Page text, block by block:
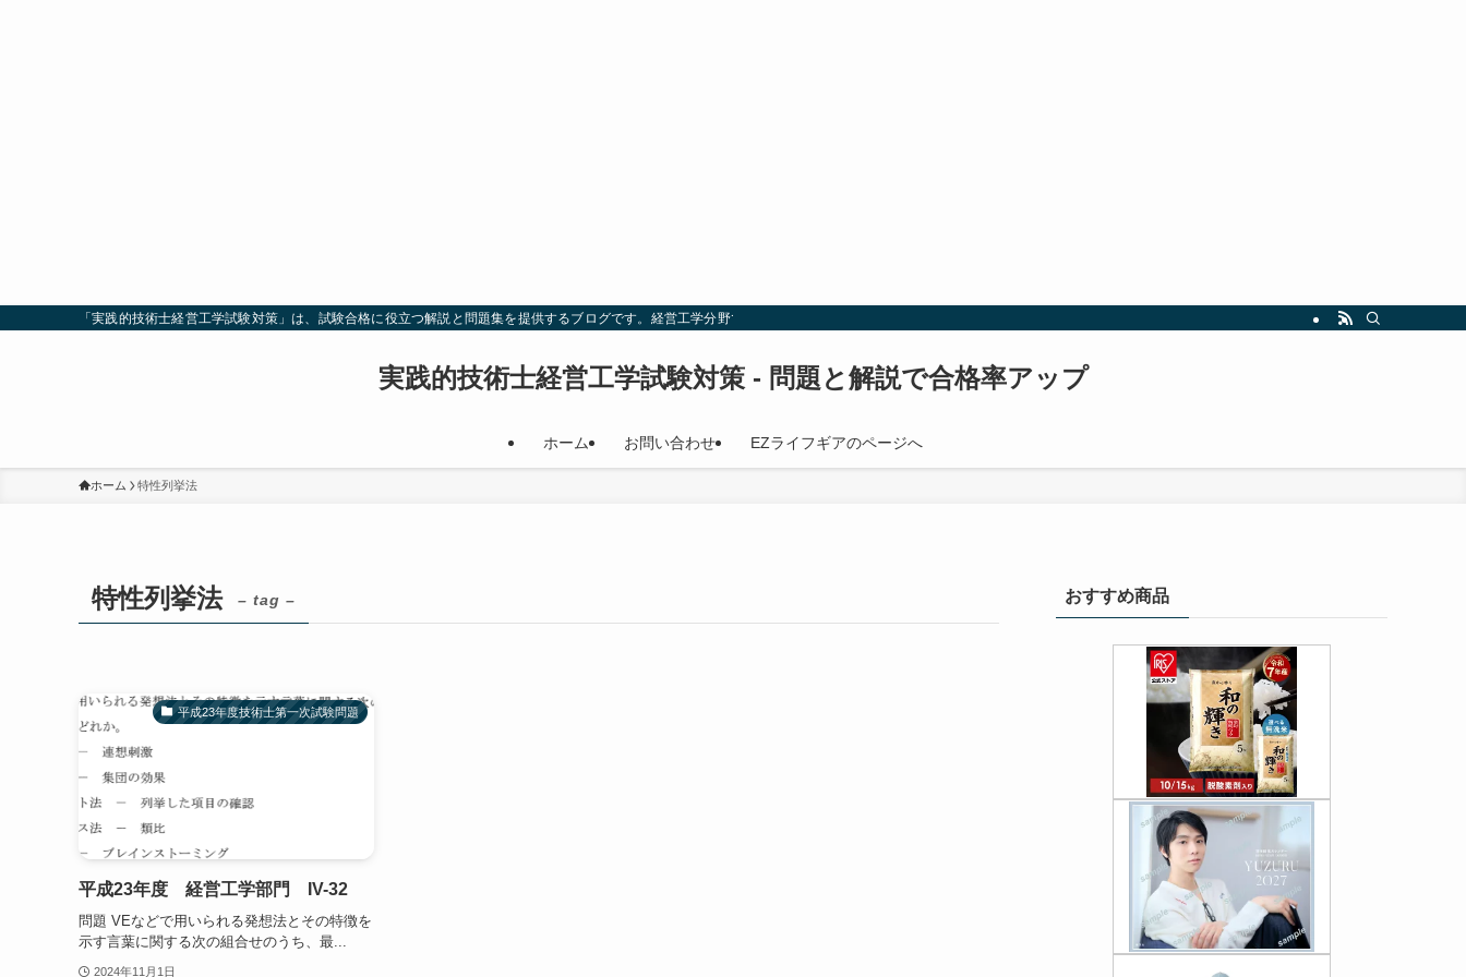
「実践的技術士経営工学試験対策」は、試験合格に役立つ解説と問題集を提供するブログです。経営工学分野での試験対策を効率的に行い、合格を目指しましょう。最新の試験情報や勉強法も随時更新中！
実践的技術士経営工学試験対策 - 問題と解説で合格率アップ
ホーム お問い合わせ EZライフギアのページへ
ホーム 特性列挙法
特性列挙法 – tag –
平成23年度技術士第一次試験問題
平成23年度 経営工学部門 IV-32
問題 VEなどで用いられる発想法とその特徴を
示す言葉に関する次の組合せのうち、最...
2024年11月1日
おすすめ商品